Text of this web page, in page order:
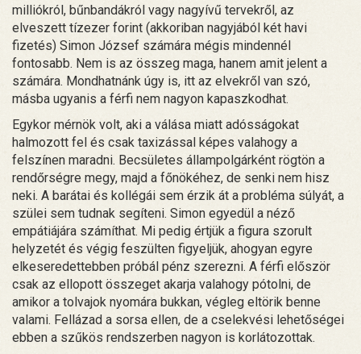
milliókról, bűnbandákról vagy nagyívű tervekről, az
elveszett tízezer forint (akkoriban nagyjából két havi
fizetés) Simon József számára mégis mindennél
fontosabb. Nem is az összeg maga, hanem amit jelent a
számára. Mondhatnánk úgy is, itt az elvekről van szó,
másba ugyanis a férfi nem nagyon kapaszkodhat.
Egykor mérnök volt, aki a válása miatt adósságokat
halmozott fel és csak taxizással képes valahogy a
felszínen maradni. Becsületes állampolgárként rögtön a
rendőrségre megy, majd a főnökéhez, de senki nem hisz
neki. A barátai és kollégái sem érzik át a probléma súlyát, a
szülei sem tudnak segíteni. Simon egyedül a néző
empátiájára számíthat. Mi pedig értjük a figura szorult
helyzetét és végig feszülten figyeljük, ahogyan egyre
elkeseredettebben próbál pénz szerezni. A férfi először
csak az ellopott összeget akarja valahogy pótolni, de
amikor a tolvajok nyomára bukkan, végleg eltörik benne
valami. Fellázad a sorsa ellen, de a cselekvési lehetőségei
ebben a szűkös rendszerben nagyon is korlátozottak.